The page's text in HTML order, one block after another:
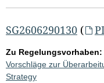
SG2606290130 (
Zu Regelungsvorhaben:
Vorschläge zur
Strategy